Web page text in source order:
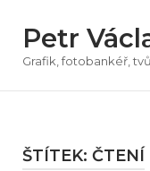
obsah
Petr
Grafik, fotobankéř,
ŠTÍTEK: ČTENÍ